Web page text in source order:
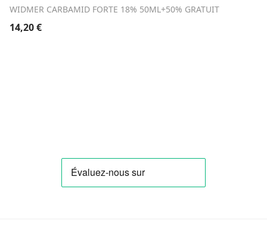
WIDMER CARBAMID FORTE 18% 50ML+50% GRATUIT
14,20€